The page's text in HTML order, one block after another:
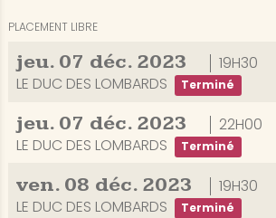
PLACEMENT LIBRE
jeu. 07 déc. 2023
19H30
LE DUC DES LOMBARDS
Terminé
jeu. 07 déc. 2023
22H00
LE DUC DES LOMBARDS
Terminé
ven. 08 déc. 2023
19H30
LE DUC DES LOMBARDS
Terminé